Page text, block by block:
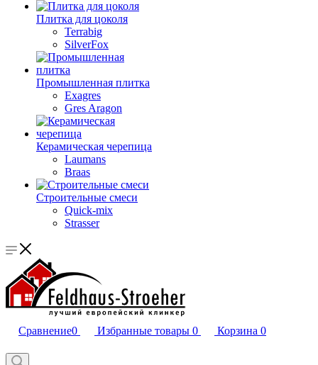
Плитка для цоколя
Terrabig
SilverFox
Промышленная плитка
Exagres
Gres Aragon
Керамическая черепица
Laumans
Braas
Строительные смеси
Quick-mix
Strasser
Сравнение0 Избранные товары 0 Корзина 0